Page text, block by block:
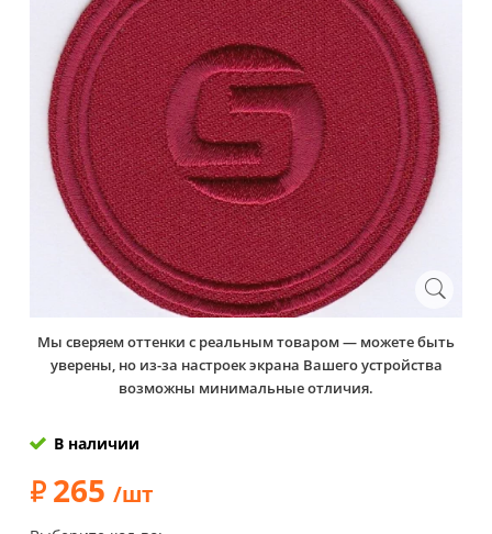
Мы сверяем оттенки с реальным товаром — можете быть
уверены, но из-за настроек экрана Вашего устройства
возможны минимальные отличия.
В наличии
265 /шт